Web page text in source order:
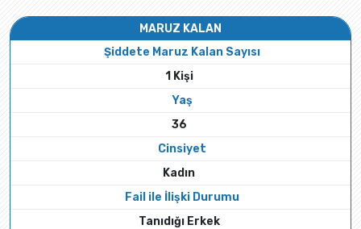
MARUZ KALAN
Şiddete Maruz Kalan Sayısı
1 Kişi
Yaş
36
Cinsiyet
Kadın
Fail ile İlişki Durumu
Tanıdığı Erkek